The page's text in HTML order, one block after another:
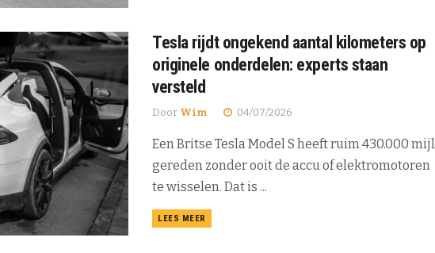
Tesla rijdt ongekend aantal kilometers op
originele onderdelen: experts staan
versteld
Door Wim 04/07/2026
Een Britse Tesla Model S heeft ruim 430.000 mijl
gereden zonder ooit de accu of elektromotoren
te wisselen. Dat is ...
LEES MEER